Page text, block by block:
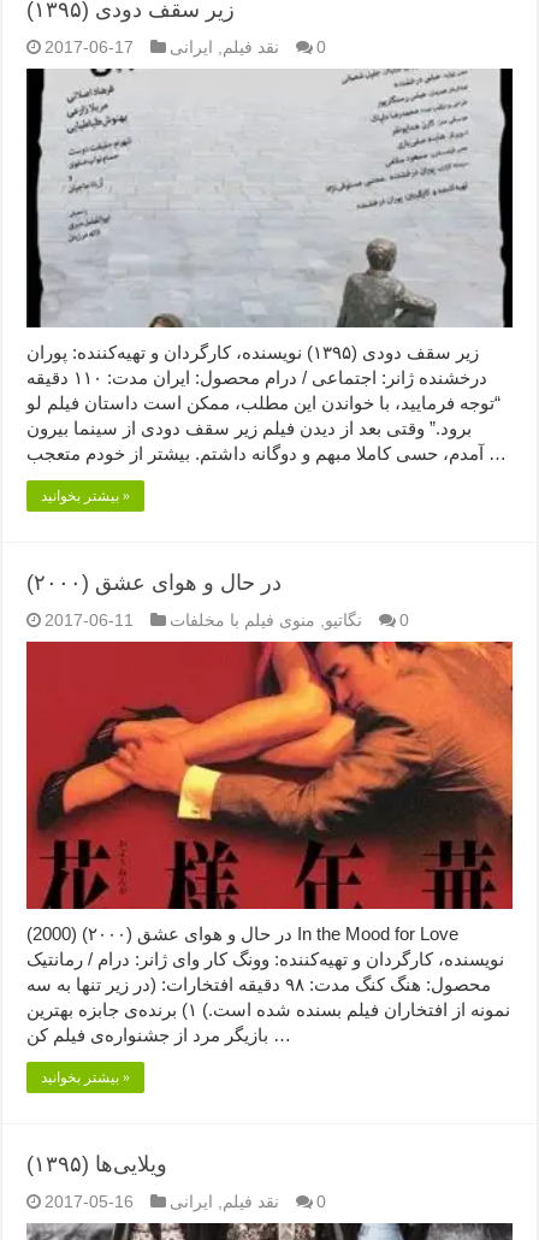
زیر سقف دودی (۱۳۹۵)
2017-06-17 نقد فیلم ایرانی 0
زیر سقف دودی (۱۳۹۵) نویسنده، کارگردان و تهیه‌کننده: پوران
درخشنده ژانر: اجتماعی / درام محصول: ایران مدت: ۱۱۰ دقیقه
“توجه فرمایید،‌ با خواندن این مطلب، ممکن است داستان فیلم لو
برود.” وقتی بعد از دیدن فیلم زیر سقف دودی از سینما بیرون
آمدم، حسی کاملا مبهم و دوگانه داشتم. بیشتر از خودم متعجب …
بیشتر بخوانید »
در حال و هوای عشق (۲۰۰۰)
2017-06-11 نگاتیو منوی فیلم با مخلفات 0
در حال و هوای عشق (۲۰۰۰) (2000) In the Mood for Love
نویسنده، کارگردان و تهیه‌کننده: وونگ کار وای ژانر: درام / رمانتیک
محصول: هنگ کنگ مدت: ۹۸ دقیقه افتخارات: (در زیر تنها به سه
نمونه از افتخاران فیلم بسنده شده است.) ۱) برنده‌ی جابزه بهترین
بازیگر مرد از جشنواره‌ی فیلم کن …
بیشتر بخوانید »
ویلایی‌ها (۱۳۹۵)
2017-05-16 نقد فیلم ایرانی 0